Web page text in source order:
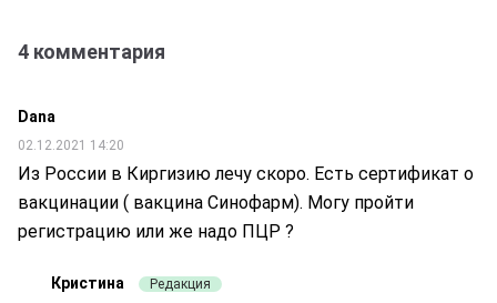
4 комментария
Dana
02.12.2021 14:20
Из России в Киргизию лечу скоро. Есть сертификат о
вакцинации ( вакцина Синофарм). Могу пройти
регистрацию или же надо ПЦР ?
Кристина
Редакция